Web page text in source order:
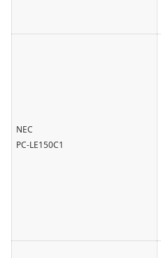
NEC
PC-LE150C1